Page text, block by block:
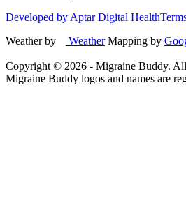
Developed by Aptar Digital Health
Weather by
WeatherMapping by
Copyright © 2026 - Migraine Buddy.
Migraine Buddy logos and names are